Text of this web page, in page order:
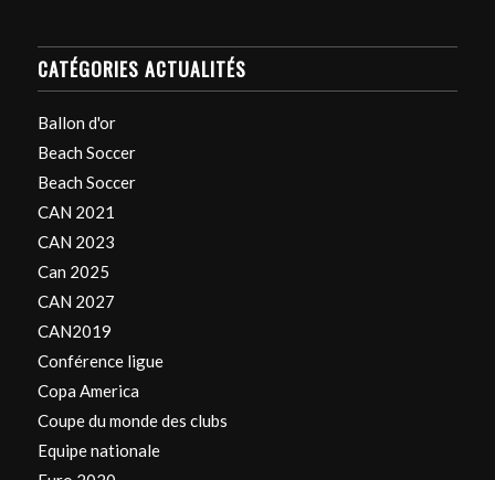
CATÉGORIES ACTUALITÉS
Ballon d'or
Beach Soccer
Beach Soccer
CAN 2021
CAN 2023
Can 2025
CAN 2027
CAN2019
Conférence ligue
Copa America
Coupe du monde des clubs
Equipe nationale